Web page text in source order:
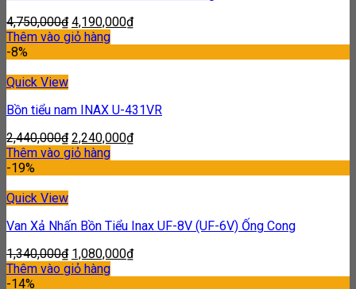
4,750,000₫ 4,190,000₫
Thêm vào giỏ hàng
-8%
Quick View
Bồn tiểu nam INAX U-431VR
2,440,000₫ 2,240,000₫
Thêm vào giỏ hàng
-19%
Quick View
Van Xả Nhấn Bồn Tiểu Inax UF-8V (UF-6V) Ống Cong
1,340,000₫ 1,080,000₫
Thêm vào giỏ hàng
-14%